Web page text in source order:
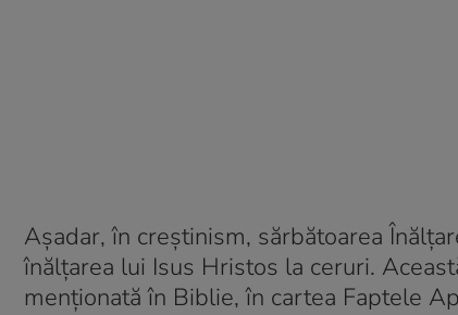
Așadar, în creștinism, sărbătoarea
înălțarea lui Isus Hristos la ceruri.
menționată în Biblie, în cartea Faptele